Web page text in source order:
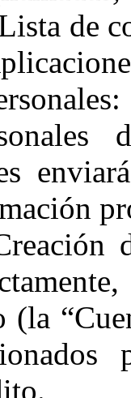
de
(la